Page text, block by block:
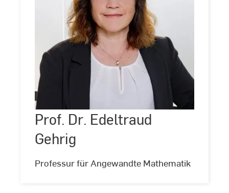
©
Andreas
Schlote
(www.andreasschlote.de)
Prof. Dr. Edeltraud
Gehrig
Professur für Angewandte Mathematik
Prof.
Dr.
Edeltraud